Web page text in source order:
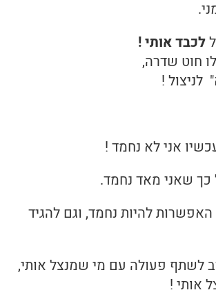
לכבד אותי !
חוט שדרה,
לניצול !
אני לא נחמד !
כך שאני מאד נחמד.
האפשרות להיות נחמד, וגם להגיד
לשתף פעולה עם מי שמנצל אותי,
אותי !